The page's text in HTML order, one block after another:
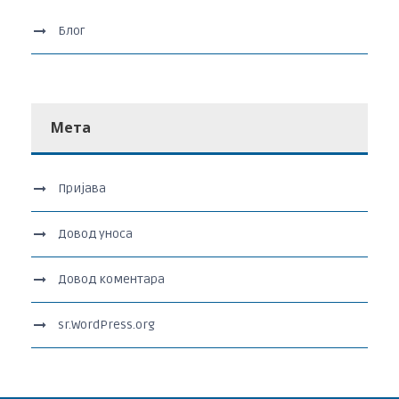
Блог
Мета
Пријава
Довод уноса
Довод коментара
sr.WordPress.org